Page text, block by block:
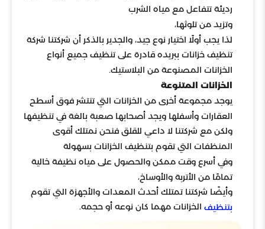
رديئة تتفاعل مع مياه الشرب
وتزيد من تلوثها،
لذا يجب أولًا اختيار نوع جيد، والجدير بالذكر أن شركتنا شركة
تنظيف خزانات ببريده قادرة على تنظيف جميع أنواع
الخزانات المصنوعة من البلاستيك.
الخزانات المتنوعة
يوجد مجموعة أخرى من الخزانات التي تنتشر فوق أسطح
العقارات وأسفلها ويجد أصحابها صعبة بالغة في تنظيفها
ولكن مع شركتنا لا داعي للقلق فنحن نمتلك أقوى
المنظفات التي تقوم بتنظيف الخزانات بسهولة
وفي أسرع وقت ممكن والحصول على مياه نظيفة خالية
تمامًا من الأتربة والأوساخ،
وأيضًا شركتنا تمتلك أحدث المعدات والأجهزة التي تقوم
بتنظيف الخزانات مهما كان نوعه أو حجمه.